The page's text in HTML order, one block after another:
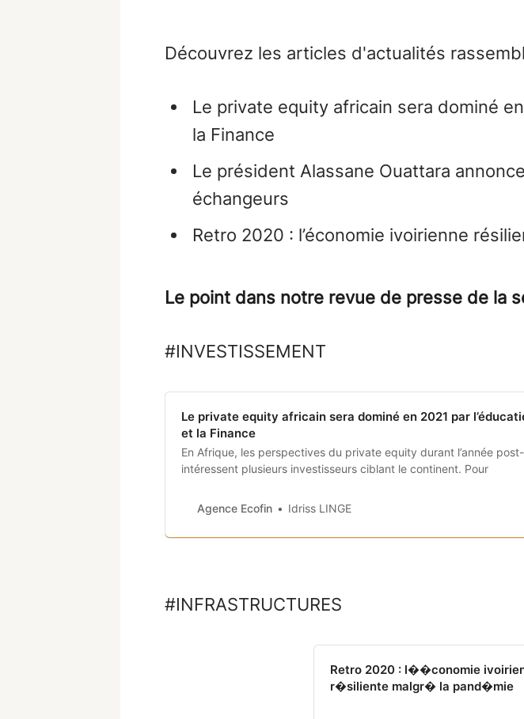
Découvrez les articles d'actualités
Le private equity africain sera dominé
la Finance
Le président Alassane Ouattara
échangeurs
Retro 2020 : l’économie ivoirienne
Le point dans notre revue de presse de la
#INVESTISSEMENT
Le private equity africain sera dominé en 2021 par
et la Finance
En Afrique, les perspectives du private equity durant l’année
intéressent plusieurs investisseurs ciblant le continent. Pour
Agence Ecofin Idriss LINGE
#INFRASTRUCTURES
Retro 2020 : l��conomie
r�siliente malgr� la pand�mie